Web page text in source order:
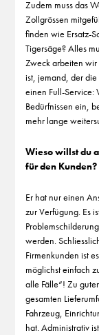
Zudem muss das
Zollgrössen
finden wie Ersatz-
Tigersäge? Alles
Zweck arbeiten wir
ist, jemand, der
einen Full-Service:
Bedürfnissen ein,
mehr lange
Wieso willst du
für den Kunden?
Er hat nur einen
zur Verfügung. Es
werden.
Firmenkunden ist
möglichst einfach
alle Fälle“! Zu
gesamten
Fahrzeug,
hat. Administrativ